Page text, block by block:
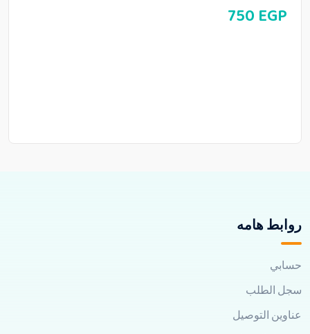
750 EGP
روابط هامه
حسابي
سجل الطلب
عناوين التوصيل